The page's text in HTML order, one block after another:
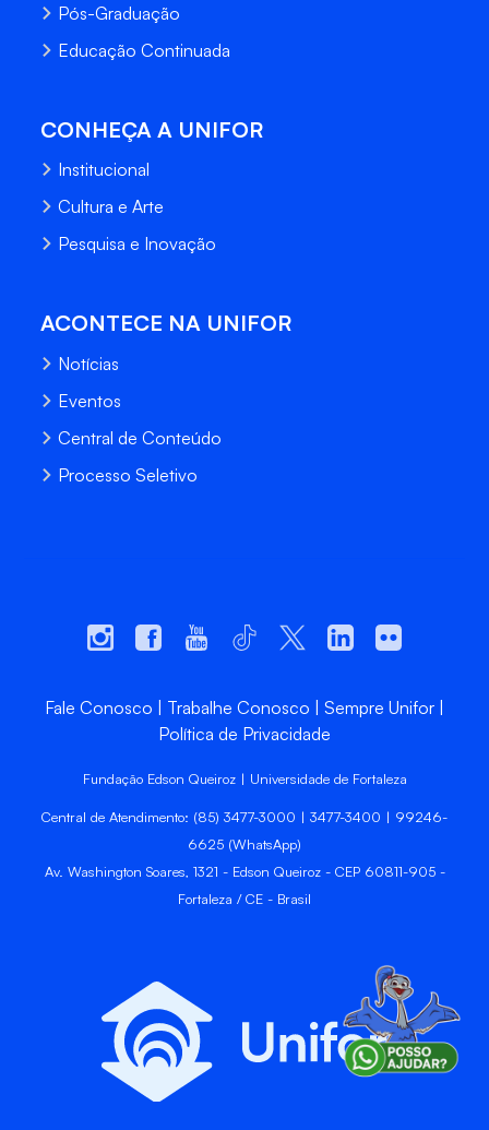
Pós-Graduação
Educação Continuada
CONHEÇA A UNIFOR
Institucional
Cultura e Arte
Pesquisa e Inovação
ACONTECE NA UNIFOR
Notícias
Eventos
Central de Conteúdo
Processo Seletivo
Fale Conosco Trabalhe Conosco
Sempre Unifor
Política de Privacidade
Fundação Edson Queiroz | Universidade de Fortaleza
Central de Atendimento: (85) 3477-3000 | 3477-3400 | 99246-
6625 (WhatsApp)
Av. Washington Soares, 1321 - Edson Queiroz - CEP 60811-905 -
Fortaleza / CE - Brasil